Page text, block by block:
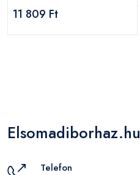
11 809 Ft
Elsomadiborhaz.hu
Telefon